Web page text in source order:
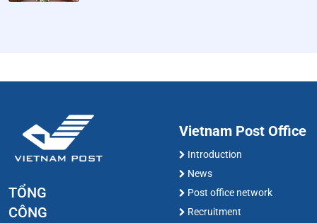
TỔNG
CÔNG
Vietnam Post Office
Introduction
News
Post office network
Recruitment